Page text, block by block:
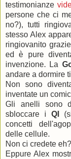
testimonianze
persone che ci
no?), tutti
stesso Alex
ringiovanito
ed è pure
invenzione. La
andare a dormire
Non sono
inventate un
Gli anelli sono
sbloccare i QI
concetti
delle cellule.
Non ci credete eh?
Eppure Alex